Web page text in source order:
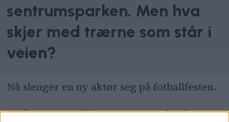
sentrumsparken. Men hva
skjer med trærne som står i
veien?
Nå slenger en ny aktør seg på fotballfesten.
– Når Norge spiller VM, stopper landet opp.